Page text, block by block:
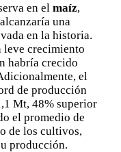
en el maíz,
una
en la historia.
leve crecimiento
habría crecido
el
de producción
Mt, 48% superior
el promedio de
de los cultivos,
producción.